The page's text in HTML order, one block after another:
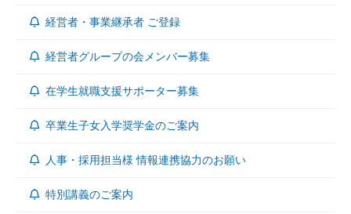
経営者・事業継承者 ご登録
経営者グループの会メンバー募集
在学生就職支援サポーター募集
卒業生子女入学奨学金のご案内
人事・採用担当様 情報連携協力のお願い
特別講義のご案内